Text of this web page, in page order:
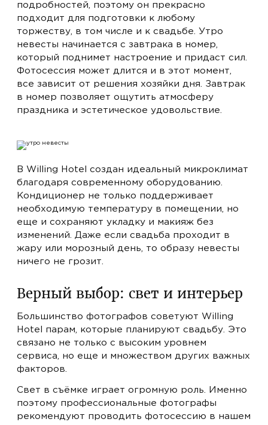
подробностей, поэтому он прекрасно
подходит для подготовки к любому
торжеству, в том числе и к свадьбе. Утро
невесты начинается с завтрака в номер,
который поднимет настроение и придаст сил.
Фотосессия может длится и в этот момент,
все зависит от решения хозяйки дня. Завтрак
в номер позволяет ощутить атмосферу
праздника и эстетическое удовольствие.
В Willing Hotel создан идеальный микроклимат
благодаря современному оборудованию.
Кондиционер не только поддерживает
необходимую температуру в помещении, но
еще и сохраняют укладку и макияж без
изменений. Даже если свадьба проходит в
жару или морозный день, то образу невесты
ничего не грозит.
Верный выбор: свет и интерьер
Большинство фотографов советуют Willing
Hotel парам, которые планируют свадьбу. Это
связано не только с высоким уровнем
сервиса, но еще и множеством других важных
факторов.
Свет в съёмке играет огромную роль. Именно
поэтому профессиональные фотографы
рекомендуют проводить фотосессию в нашем